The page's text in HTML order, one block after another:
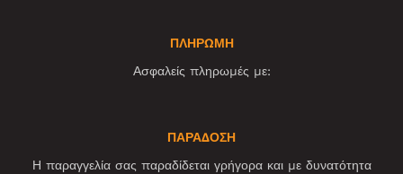
ΠΛΗΡΩΜΗ
Ασφαλείς πληρωμές με:
ΠΑΡΑΔΟΣΗ
Η παραγγελία σας παραδίδεται γρήγορα και με δυνατότητα